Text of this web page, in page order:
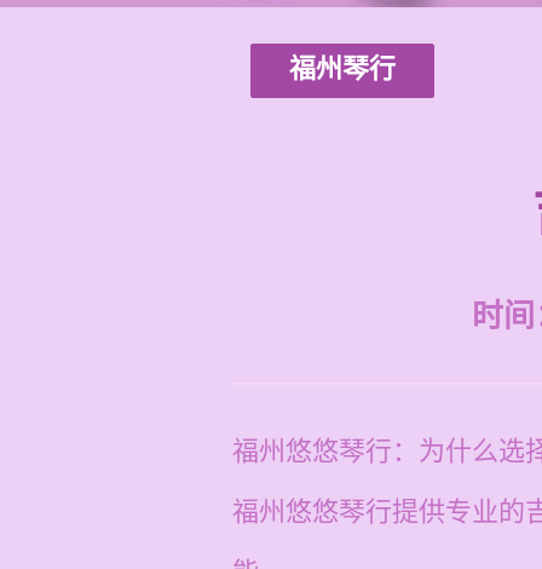
福州琴行
时
福州悠悠琴行：为什么选
福州悠悠琴行提供专业的